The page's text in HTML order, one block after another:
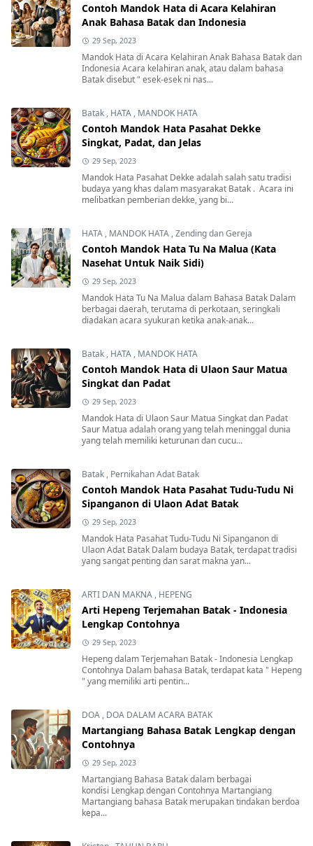
HATA, MANDOK HATA
Contoh Mandok Hata di Acara Kelahiran
Anak Bahasa Batak dan Indonesia
29 Sep, 2023
Batak disebut " esek-esek ni nas...
Batak,HATA,MANDOK HATA
Contoh Mandok Hata Pasahat Dekke
Singkat, Padat, dan Jelas
29 Sep, 2023
melibatkan pemberian dekke, yang bi...
HATA,MANDOK HATA,Zending dan Gereja
Contoh Mandok Hata Tu Na Malua (Kata
Nasehat Untuk Naik Sidi)
29 Sep, 2023
diadakan acara syukuran ketika anak-anak...
Batak,HATA,MANDOK HATA
Contoh Mandok Hata di Ulaon Saur Matua
Singkat dan Padat
29 Sep, 2023
yang telah memiliki keturunan dan cucu...
Batak,Pernikahan Adat Batak
Contoh Mandok Hata Pasahat Tudu-Tudu Ni
Sipanganon di Ulaon Adat Batak
29 Sep, 2023
yang sangat penting dan sarat makna yan...
ARTI DAN MAKNA,HEPENG
Arti Hepeng Terjemahan Batak - Indonesia
Lengkap Contohnya
29 Sep, 2023
" yang memiliki arti pentin...
DOA,DOA DALAM ACARA BATAK
Martangiang Bahasa Batak Lengkap dengan
Contohnya
29 Sep, 2023
Martangiang Bahasa Batak dalam berbagai